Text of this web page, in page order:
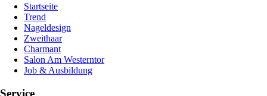
Startseite
Trend
Nageldesign
Zweithaar
Charmant
Salon Am Westerntor
Job & Ausbildung
Service